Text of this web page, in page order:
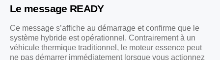
Le message READY
Ce message s’affiche au démarrage et confirme que le
système hybride est opérationnel. Contrairement à un
véhicule thermique traditionnel, le moteur essence peut
ne pas démarrer immédiatement lorsque vous actionnez